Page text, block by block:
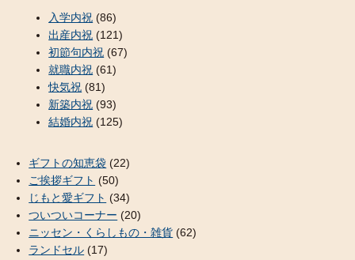
入学内祝 (86)
出産内祝 (121)
初節句内祝 (67)
就職内祝 (61)
快気祝 (81)
新築内祝 (93)
結婚内祝 (125)
ギフトの知恵袋 (22)
ご挨拶ギフト (50)
じもと愛ギフト (34)
ついついコーナー (20)
ニッセン・くらしもの・雑貨 (62)
ランドセル (17)